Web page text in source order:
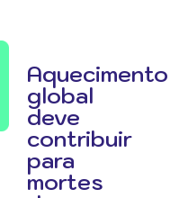
Aquecimento
global
deve
contribuir
para
mortes